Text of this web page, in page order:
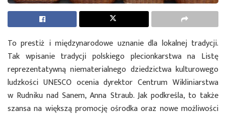
To prestiż i międzynarodowe uznanie dla lokalnej tradycji.
Tak wpisanie tradycji polskiego plecionkarstwa na Listę
reprezentatywną niematerialnego dziedzictwa kulturowego
ludzkości UNESCO ocenia dyrektor Centrum Wikliniarstwa
w Rudniku nad Sanem, Anna Straub. Jak podkreśla, to także
szansa na większą promocję ośrodka oraz nowe możliwości